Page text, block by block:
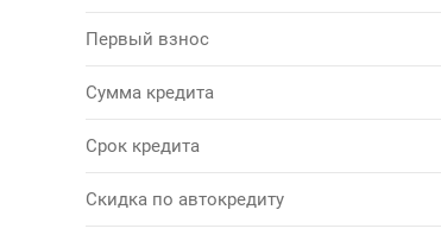
Первый взнос
Сумма кредита
Срок кредита
Скидка по автокредиту